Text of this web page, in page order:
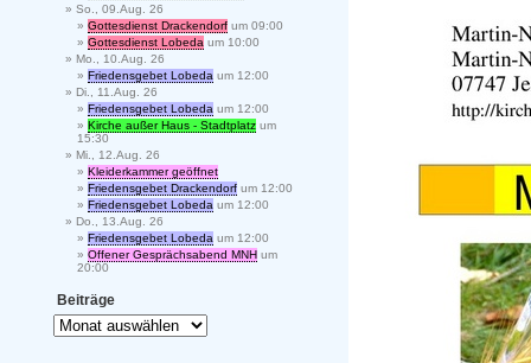
So., 09.Aug. 26
Gottesdienst Drackendorf um 09:00
Gottesdienst Lobeda um 10:00
Mo., 10.Aug. 26
Friedensgebet Lobeda um 12:00
Di., 11.Aug. 26
Friedensgebet Lobeda um 12:00
Kirche außer Haus - Stadtplatz um
15:30
Mi., 12.Aug. 26
Kleiderkammer geöffnet
Friedensgebet Drackendorf um 12:00
Friedensgebet Lobeda um 12:00
Do., 13.Aug. 26
Friedensgebet Lobeda um 12:00
Offener Gesprächsabend MNH um
20:00
Beiträge